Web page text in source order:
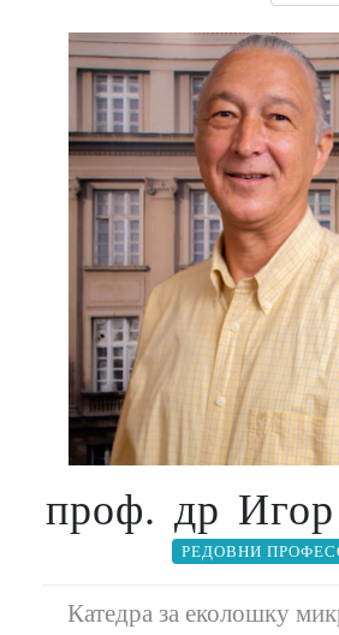
проф. др
РЕДОВНИ
Катедра за еколошку